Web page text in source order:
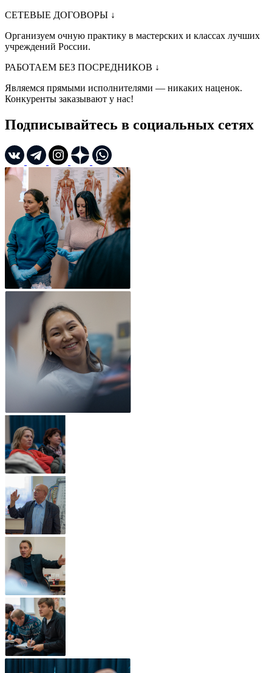
СЕТЕВЫЕ ДОГОВОРЫ ↓
Организуем очную практику в мастерских и классах лучших
учреждений России.
РАБОТАЕМ БЕЗ ПОСРЕДНИКОВ ↓
Являемся прямыми исполнителями — никаких наценок.
Конкуренты заказывают у нас!
Подписывайтесь в социальных сетях